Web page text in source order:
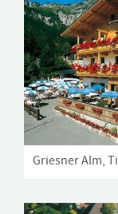
Griesner Alm,